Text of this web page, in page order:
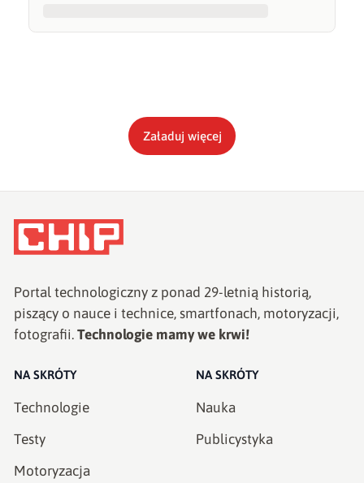
Załaduj więcej
Portal technologiczny z ponad 29-letnią historią,
piszący o nauce i technice, smartfonach, motoryzacji,
fotografii. Technologie mamy we krwi!
NA SKRÓTY
Technologie
Testy
Motoryzacja
NA SKRÓTY
Nauka
Publicystyka